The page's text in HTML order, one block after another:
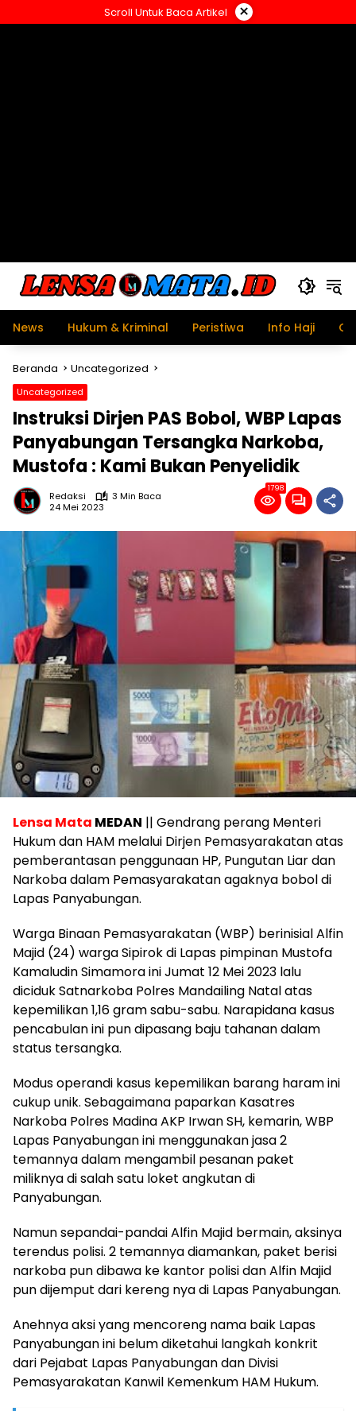
ke
Scroll Untuk Baca Artikel ×
News Hukum & Kriminal Peristiwa Info Haji
Beranda Uncategorized
Uncategorized
Instruksi Dirjen PAS Bobol, WBP Lapas
Panyabungan Tersangka Narkoba,
Mustofa : Kami Bukan Penyelidik
Redaksi
3 Min Baca
24 Mei 2023
1798
Lensa Mata MEDAN || Gendrang perang Menteri
Hukum dan HAM melalui Dirjen Pemasyarakatan atas
pemberantasan penggunaan HP, Pungutan Liar dan
Narkoba dalam Pemasyarakatan agaknya bobol di
Lapas Panyabungan.
Warga Binaan Pemasyarakatan (WBP) berinisial Alfin
Majid (24) warga Sipirok di Lapas pimpinan Mustofa
Kamaludin Simamora ini Jumat 12 Mei 2023 lalu
diciduk Satnarkoba Polres Mandailing Natal atas
kepemilikan 1,16 gram sabu-sabu. Narapidana kasus
pencabulan ini pun dipasang baju tahanan dalam
status tersangka.
Modus operandi kasus kepemilikan barang haram ini
cukup unik. Sebagaimana paparkan Kasatres
Narkoba Polres Madina AKP Irwan SH, kemarin, WBP
Lapas Panyabungan ini menggunakan jasa 2
temannya dalam mengambil pesanan paket
miliknya di salah satu loket angkutan di
Panyabungan.
Namun sepandai-pandai Alfin Majid bermain, aksinya
terendus polisi. 2 temannya diamankan, paket berisi
narkoba pun dibawa ke kantor polisi dan Alfin Majid
pun dijemput dari kereng nya di Lapas Panyabungan.
Anehnya aksi yang mencoreng nama baik Lapas
Panyabungan ini belum diketahui langkah konkrit
dari Pejabat Lapas Panyabungan dan Divisi
Pemasyarakatan Kanwil Kemenkum HAM Hukum.